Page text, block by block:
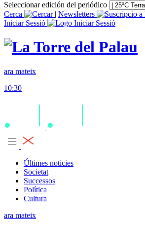
Seleccionar edición del periódico
Cerca
| Newsletters
Iniciar Sessió
ara mateix
10:30
Últimes notícies
Societat
Successos
Política
Cultura
ara mateix